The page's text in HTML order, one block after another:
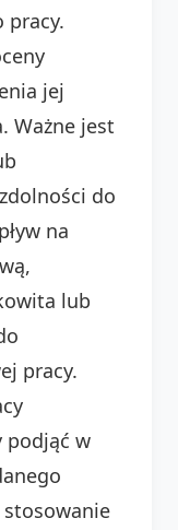
pracy.
jej
Ważne jest
do
na
lub
pracy.
podjąć w
stosowanie